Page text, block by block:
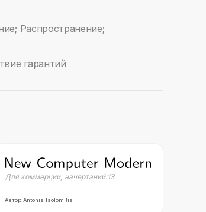
Распространение;
гарантий
Для коммерции, начертаний:13
Автор:Antonis Tsolomitis